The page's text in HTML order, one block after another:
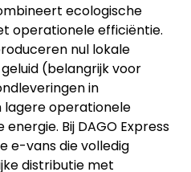
ecologische
operationele efficiëntie.
nul lokale
(belangrijk voor
in
lagere operationele
Bij DAGO Express
e-vans die volledig
distributie met